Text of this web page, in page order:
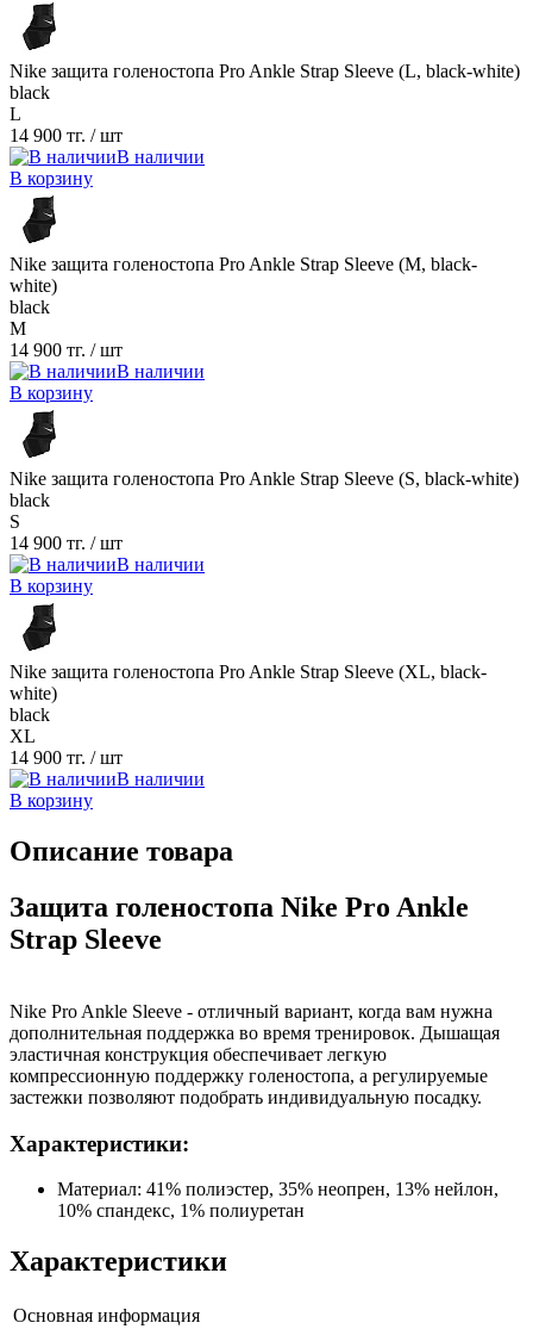
Nike защита голеностопа Pro Ankle Strap Sleeve (L, black-white)
black
L
14 900 тг. / шт
В наличии
В корзину
Nike защита голеностопа Pro Ankle Strap Sleeve (M, black-
white)
black
M
14 900 тг. / шт
В наличии
В корзину
Nike защита голеностопа Pro Ankle Strap Sleeve (S, black-white)
black
S
14 900 тг. / шт
В наличии
В корзину
Nike защита голеностопа Pro Ankle Strap Sleeve (XL, black-
white)
black
XL
14 900 тг. / шт
В наличии
В корзину
Описание товара
Защита голеностопа Nike Pro Ankle
Strap Sleeve
Nike Pro Ankle Sleeve - отличный вариант, когда вам нужна
дополнительная поддержка во время тренировок. Дышащая
эластичная конструкция обеспечивает легкую
компрессионную поддержку голеностопа, а регулируемые
застежки позволяют подобрать индивидуальную посадку.
Характеристики:
Материал: 41% полиэстер, 35% неопрен, 13% нейлон,
10% спандекс, 1% полиуретан
Характеристики
Основная информация